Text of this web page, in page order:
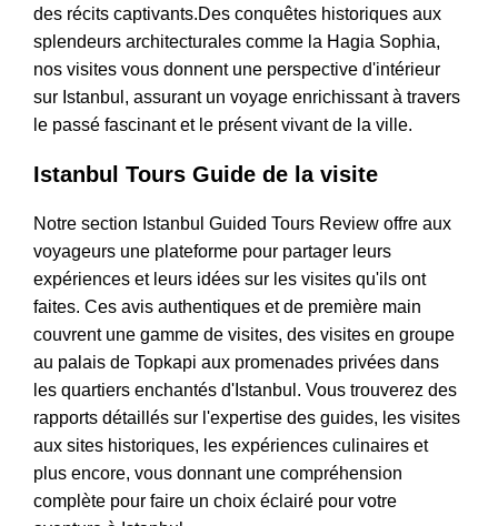
des récits captivants.Des conquêtes historiques aux
splendeurs architecturales comme la Hagia Sophia,
nos visites vous donnent une perspective d'intérieur
sur Istanbul, assurant un voyage enrichissant à travers
le passé fascinant et le présent vivant de la ville.
Istanbul Tours Guide de la visite
Notre section Istanbul Guided Tours Review offre aux
voyageurs une plateforme pour partager leurs
expériences et leurs idées sur les visites qu'ils ont
faites. Ces avis authentiques et de première main
couvrent une gamme de visites, des visites en groupe
au palais de Topkapi aux promenades privées dans
les quartiers enchantés d'Istanbul. Vous trouverez des
rapports détaillés sur l'expertise des guides, les visites
aux sites historiques, les expériences culinaires et
plus encore, vous donnant une compréhension
complète pour faire un choix éclairé pour votre